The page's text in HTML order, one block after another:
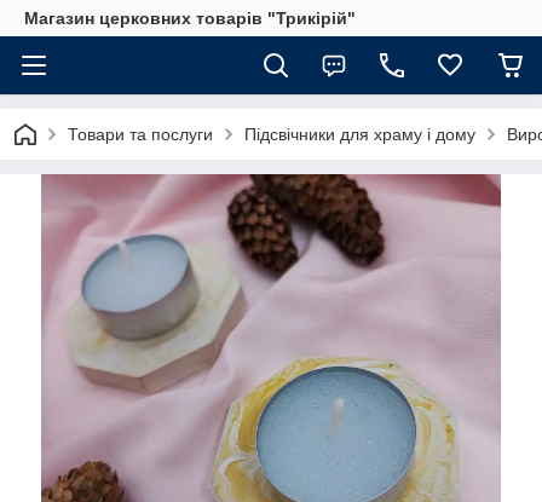
Магазин церковних товарів "Трикірій"
Товари та послуги Підсвічники для храму і дому